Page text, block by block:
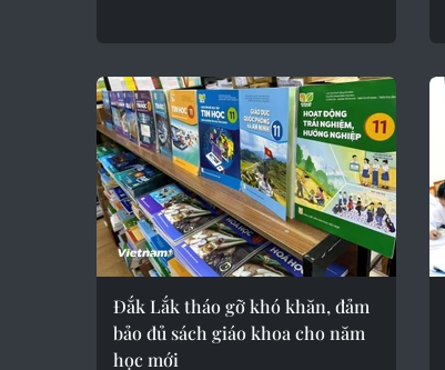
Đắk Lắk tháo gỡ khó khăn, đảm
bảo đủ sách giáo khoa cho năm
học mới